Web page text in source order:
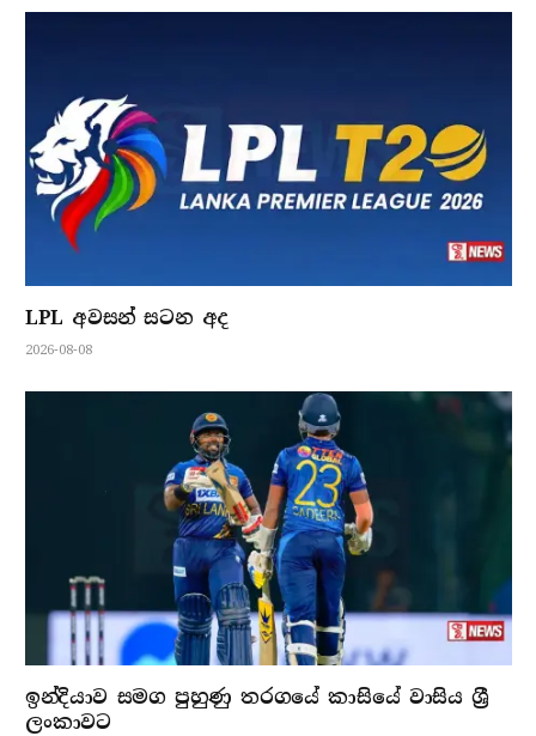
LPL අවසන් සටන අද
2026-08-08
ඉන්දියාව සමග පුහුණු තරගයේ කාසියේ වාසිය ශ්‍රී
ලංකාවට